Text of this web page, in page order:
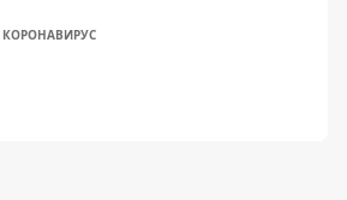
КОРОНАВИРУС